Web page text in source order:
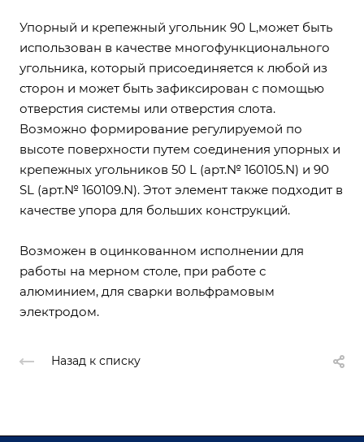
Упорный и крепежный угольник 90 L,может быть
использован в качестве многофункционального
угольника, который присоединяется к любой из
сторон и может быть зафиксирован с помощью
отверстия системы или отверстия слота.
Возможно формирование регулируемой по
высоте поверхности путем соединения упорных и
крепежных угольников 50 L (арт.№ 160105.N) и 90
SL (арт.№ 160109.N) . Этот элемент также подходит в
качестве упора для больших конструкций.
Возможен в оцинкованном исполнении для
работы на мерном столе, при работе с
алюминием, для сварки вольфрамовым
электродом.
Назад к списку